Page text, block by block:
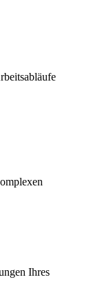
Ihres